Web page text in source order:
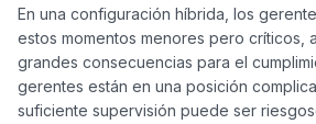
En una configuración híbrida, los
estos momentos menores pero críticos,
grandes consecuencias para el
gerentes están en una posición
suficiente supervisión puede ser